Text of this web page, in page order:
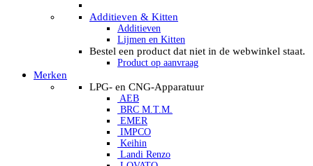
Additieven & Kitten
Additieven
Lijmen en Kitten
Bestel een product dat niet in de webwinkel staat.
Product op aanvraag
Merken
LPG- en CNG-Apparatuur
AEB
BRC M.T.M.
EMER
IMPCO
Keihin
Landi Renzo